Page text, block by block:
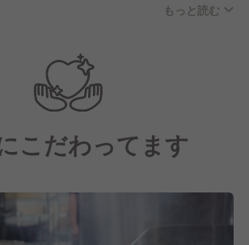
代部長も多く活躍しています。もっと読む
こだわってます